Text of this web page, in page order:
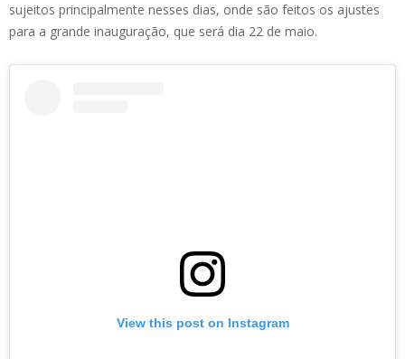
sujeitos principalmente nesses dias, onde são feitos os ajustes
para a grande inauguração, que será dia 22 de maio.
View this post on Instagram